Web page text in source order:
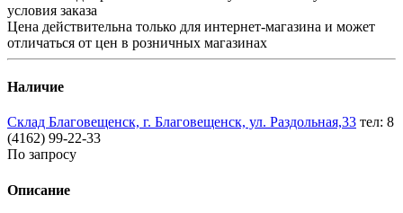
условия заказа
Цена действительна только для интернет-магазина и может
отличаться от цен в розничных магазинах
Наличие
Склад Благовещенск, г. Благовещенск, ул. Раздольная,33 тел: 8
(4162) 99-22-33
По запросу
Описание